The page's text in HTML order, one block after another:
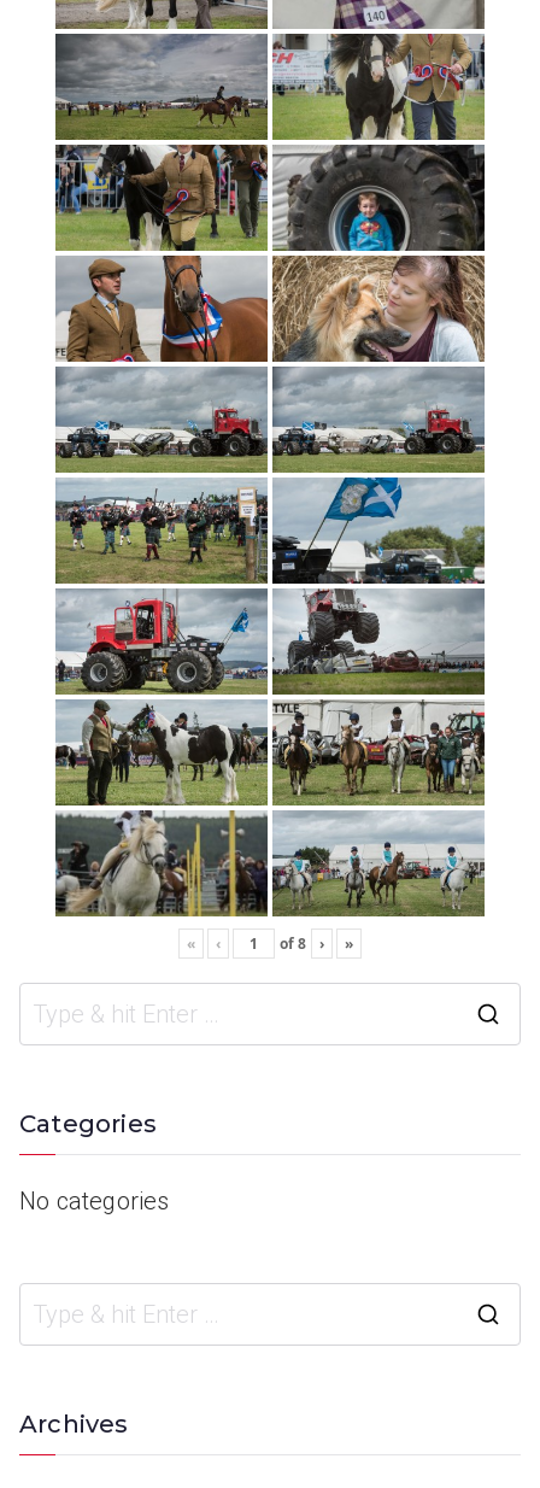
« ‹ of8 › »
Categories
No categories
Archives